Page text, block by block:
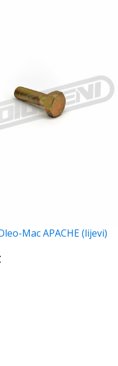
Mac APACHE (lijevi)